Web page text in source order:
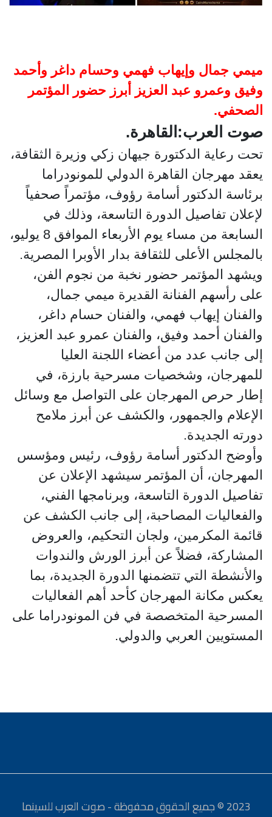
ميمي جمال وإيهاب فهمي وحسام داغر وأحمد
وفيق وعمرو عبد العزيز أبرز حضور المؤتمر
الصحفي.
صوت العرب:القاهرة.
تحت رعاية الدكتورة جيهان زكي وزيرة الثقافة،
يعقد مهرجان القاهرة الدولي للمونودراما
برئاسة الدكتور أسامة رؤوف، مؤتمراً صحفياً
لإعلان تفاصيل الدورة التاسعة، وذلك في
السابعة من مساء يوم الأربعاء الموافق 8 يوليو،
بالمجلس الأعلى للثقافة بدار الأوبرا المصرية.
ويشهد المؤتمر حضور نخبة من نجوم الفن،
على رأسهم الفنانة القديرة ميمي جمال،
والفنان إيهاب فهمي، والفنان حسام داغر،
والفنان أحمد وفيق، والفنان عمرو عبد العزيز،
إلى جانب عدد من أعضاء اللجنة العليا
للمهرجان، وشخصيات مسرحية بارزة، في
إطار حرص المهرجان على التواصل مع وسائل
الإعلام والجمهور، والكشف عن أبرز ملامح
دورته الجديدة.
وأوضح الدكتور أسامة رؤوف، رئيس ومؤسس
المهرجان، أن المؤتمر سيشهد الإعلان عن
تفاصيل الدورة التاسعة، وبرنامجها الفني،
والفعاليات المصاحبة، إلى جانب الكشف عن
قائمة المكرمين، ولجان التحكيم، والعروض
المشاركة، فضلاً عن أبرز الورش والندوات
والأنشطة التي تتضمنها الدورة الجديدة، بما
يعكس مكانة المهرجان كأحد أهم الفعاليات
المسرحية المتخصصة في فن المونودراما على
المستويين العربي والدولي.
2023 © جميع الحقوق محفوظة - صوت العرب للسينما